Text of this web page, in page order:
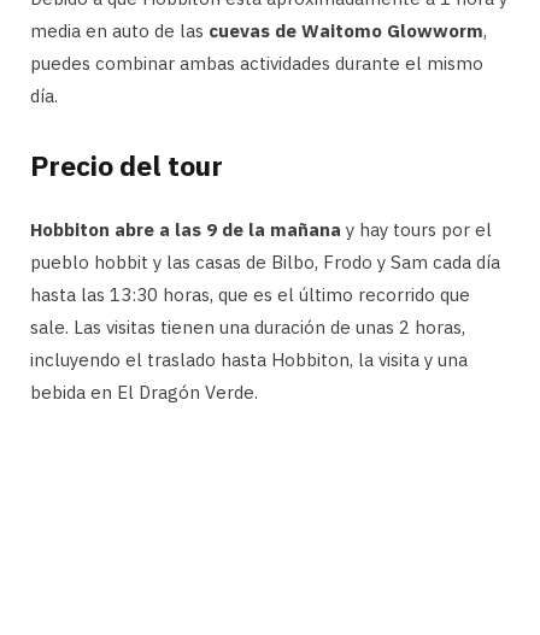
media en auto de las cuevas de Waitomo Glowworm,
puedes combinar ambas actividades durante el mismo
día.
Precio del tour
Hobbiton abre a las 9 de la mañana y hay tours por el
pueblo hobbit y las casas de Bilbo, Frodo y Sam cada día
hasta las 13:30 horas, que es el último recorrido que
sale. Las visitas tienen una duración de unas 2 horas,
incluyendo el traslado hasta Hobbiton, la visita y una
bebida en El Dragón Verde.